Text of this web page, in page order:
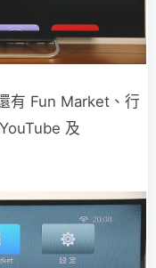
有 Fun Market、行
及